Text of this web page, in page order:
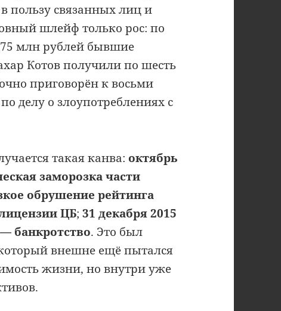
пользу связанных лиц и
шлейф только рос: по
млн рублей бывшие
Котов получили по шесть
приговорён к восьми
делу о злоупотреблениях с
такая канва: октябрь
заморозка части
обрушение рейтинга
ЦБ;31 декабря 2015
банкротство. Это был
внешне ещё пытался
жизни, но внутри уже